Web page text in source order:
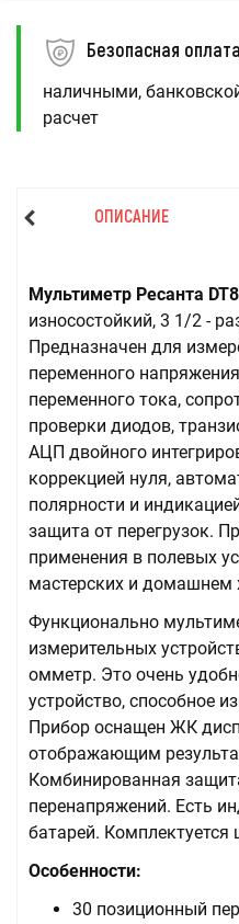
Безопасная оплата
наличными,
расчет
ОПИСАНИЕ
Мультиметр Ресанта
износостойкий, 3 1/2 -
Предназначен для
переменного
переменного тока,
проверки диодов,
АЦП двойного
коррекцией нуля,
полярности и
защита от перегрузок.
применения в полевых
мастерских и домашнем
Функционально
измерительных
омметр. Это очень
устройство, способное
Прибор оснащен ЖК
отображающим
Комбинированная
перенапряжений. Есть
батарей.
Особенности:
30 позиционный